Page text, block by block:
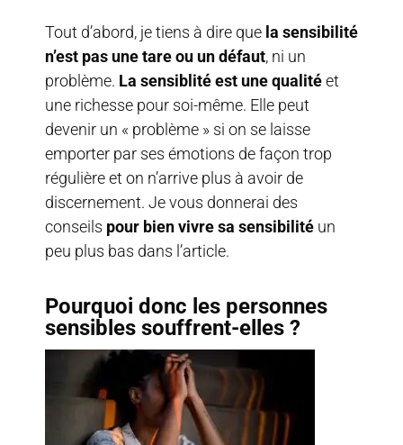
Tout d’abord, je tiens à dire que la sensibilité
n’est pas une tare ou un défaut, ni un
problème. La sensiblité est une qualitéet
une richesse pour soi-même. Elle peut
devenir un « problème » si on se laisse
emporter par ses émotions de façon trop
régulière et on n’arrive plus à avoir de
discernement. Je vous donnerai des
conseils pour bien vivre sa sensibilité un
peu plus bas dans l’article.
Pourquoi donc les personnes
sensibles souffrent-elles ?